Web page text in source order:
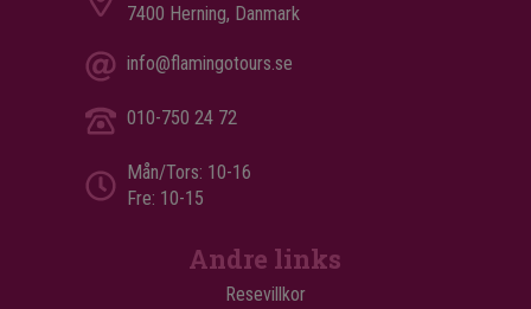
7400 Herning, Danmark
info@flamingotours.se
010-750 24 72
Mån/Tors: 10-16
Fre: 10-15
Andre links
Resevillkor